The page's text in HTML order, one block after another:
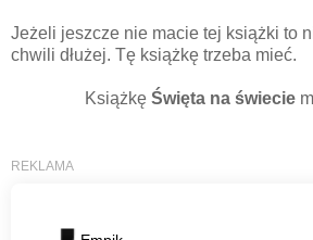
Jeżeli jeszcze nie macie tej książki to
chwili dłużej. Tę książkę trzeba mieć.
Książkę Święta na świecie